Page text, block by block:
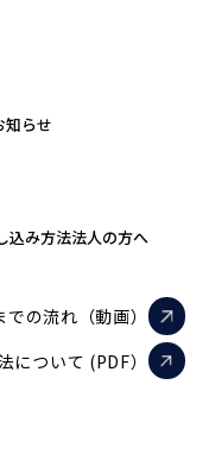
知らせ
込み方法法人の方へ
の流れ（動画）
ついて (PDF）